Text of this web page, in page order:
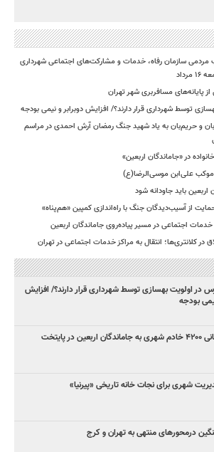
سازمان رفاه، خدمات و مشارکت‌های اجتماعی شهرداری
توسط شهرداری قرار دارند؟/ افزایش دوبرابر و نیمی بودجه
و حریم‌بان به یاد شهید جنگ رمضان آرش احمدی در مراسم
در «جاماندگان اربعین»
موکب علی‌ابن موسی‌الرضا(ع)
باید جاودانه شود
از آسیب‌دیدگان جنگ با راه‌اندازی کمپین «هم‌پناه»
اجتماعی در مسیر پیاده‌روی جاماندگان اربعین
در کلانتری‌ها؛ انتقال به مراکز خدمات اجتماعی در تهران
در اولویت بهسازی توسط شهرداری قرار دارند؟/ افزایش
بودجه
در پایتخت
شهری برای نجات خانه تاریخی «پیرنیا»
درمحورهای منتهی به تهران و کرج